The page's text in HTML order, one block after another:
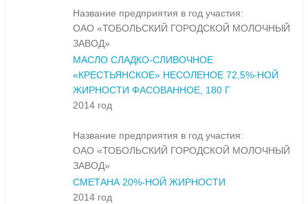
Название предприятия в год участия:
ОАО «ТОБОЛЬСКИЙ ГОРОДСКОЙ МОЛОЧНЫЙ
ЗАВОД»
МАСЛО СЛАДКО-СЛИВОЧНОЕ
«КРЕСТЬЯНСКОЕ» НЕСОЛЕНОЕ 72,5%-НОЙ
ЖИРНОСТИ ФАСОВАННОЕ, 180 Г
2014 год
Название предприятия в год участия:
ОАО «ТОБОЛЬСКИЙ ГОРОДСКОЙ МОЛОЧНЫЙ
ЗАВОД»
СМЕТАНА 20%-НОЙ ЖИРНОСТИ
2014 год